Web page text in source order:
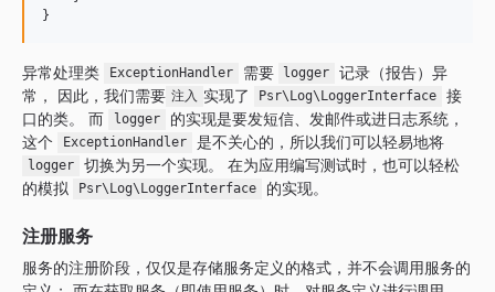
异常处理类 ExceptionHandler 需要 logger
记录（报告）异
常， 因此，我们需要 注入 实现了 Psr\Log\LoggerInterface
接
口的类。 而
logger
的实现是要发短信、发邮件或进日志系统，
这个
ExceptionHandler 是不关心的，所以我们可以轻易地将
logger
切换为另一个实现。 在为应用编写测试时，也可以轻松
的模拟
Psr\Log\LoggerInterface 的实现。
注册服务
服务的注册阶段，仅仅是存储服务定义的格式，并不会调用服务的